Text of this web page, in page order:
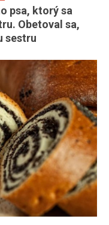
psa, ktorý sa
Obetoval sa,
sestru